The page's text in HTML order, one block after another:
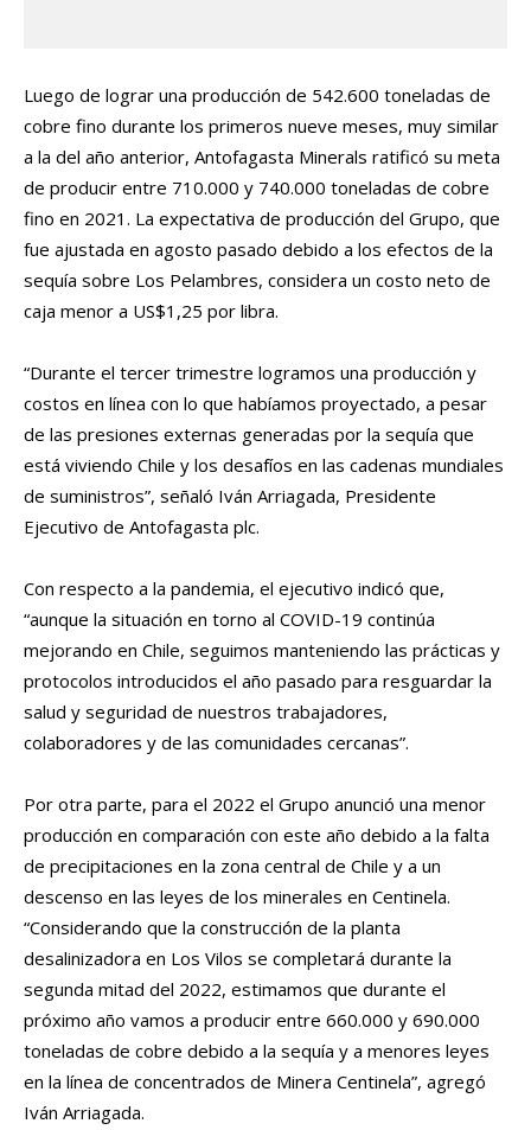
Luego de lograr una producción de 542.600 toneladas de
cobre fino durante los primeros nueve meses, muy similar
a la del año anterior, Antofagasta Minerals ratificó su meta
de producir entre 710.000 y 740.000 toneladas de cobre
fino en 2021. La expectativa de producción del Grupo, que
fue ajustada en agosto pasado debido a los efectos de la
sequía sobre Los Pelambres, considera un costo neto de
caja menor a US$1,25 por libra.
“Durante el tercer trimestre logramos una producción y
costos en línea con lo que habíamos proyectado, a pesar
de las presiones externas generadas por la sequía que
está viviendo Chile y los desafíos en las cadenas mundiales
de suministros”, señaló Iván Arriagada, Presidente
Ejecutivo de Antofagasta plc.
Con respecto a la pandemia, el ejecutivo indicó que,
“aunque la situación en torno al COVID-19 continúa
mejorando en Chile, seguimos manteniendo las prácticas y
protocolos introducidos el año pasado para resguardar la
salud y seguridad de nuestros trabajadores,
colaboradores y de las comunidades cercanas”.
Por otra parte, para el 2022 el Grupo anunció una menor
producción en comparación con este año debido a la falta
de precipitaciones en la zona central de Chile y a un
descenso en las leyes de los minerales en Centinela.
“Considerando que la construcción de la planta
desalinizadora en Los Vilos se completará durante la
segunda mitad del 2022, estimamos que durante el
próximo año vamos a producir entre 660.000 y 690.000
toneladas de cobre debido a la sequía y a menores leyes
en la línea de concentrados de Minera Centinela”, agregó
Iván Arriagada.